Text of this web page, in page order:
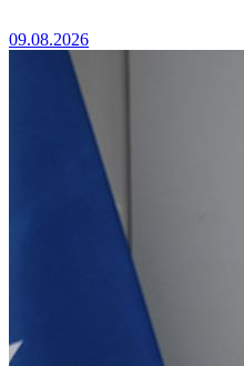
09.08.2026